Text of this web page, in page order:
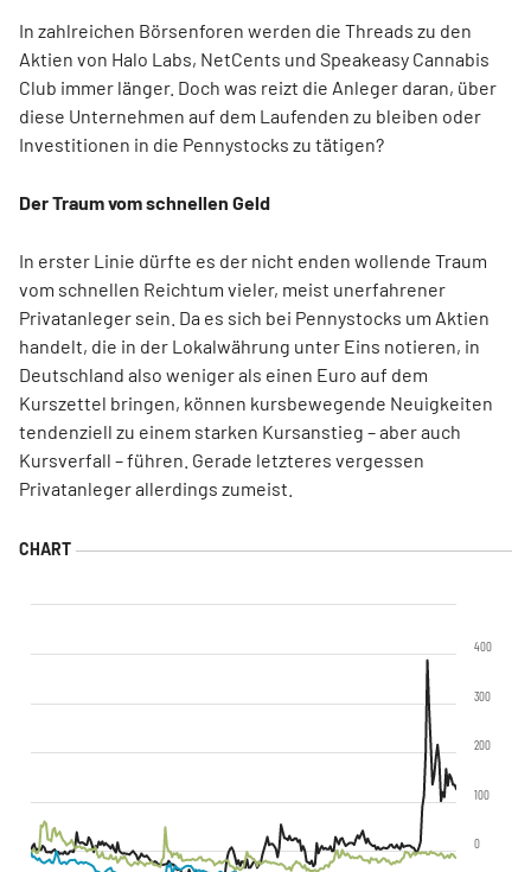
In zahlreichen Börsenforen werden die Threads zu den
Aktien von Halo Labs, NetCents und Speakeasy Cannabis
Club immer länger. Doch was reizt die Anleger daran, über
diese Unternehmen auf dem Laufenden zu bleiben oder
Investitionen in die Pennystocks zu tätigen?
Der Traum vom schnellen Geld
In erster Linie dürfte es der nicht enden wollende Traum
vom schnellen Reichtum vieler, meist unerfahrener
Privatanleger sein. Da es sich bei Pennystocks um Aktien
handelt, die in der Lokalwährung unter Eins notieren, in
Deutschland also weniger als einen Euro auf dem
Kurszettel bringen, können kursbewegende Neuigkeiten
tendenziell zu einem starken Kursanstieg – aber auch
Kursverfall – führen. Gerade letzteres vergessen
Privatanleger allerdings zumeist.
0
100
200
300
400